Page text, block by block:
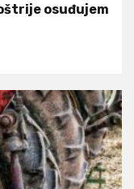
osuđujem